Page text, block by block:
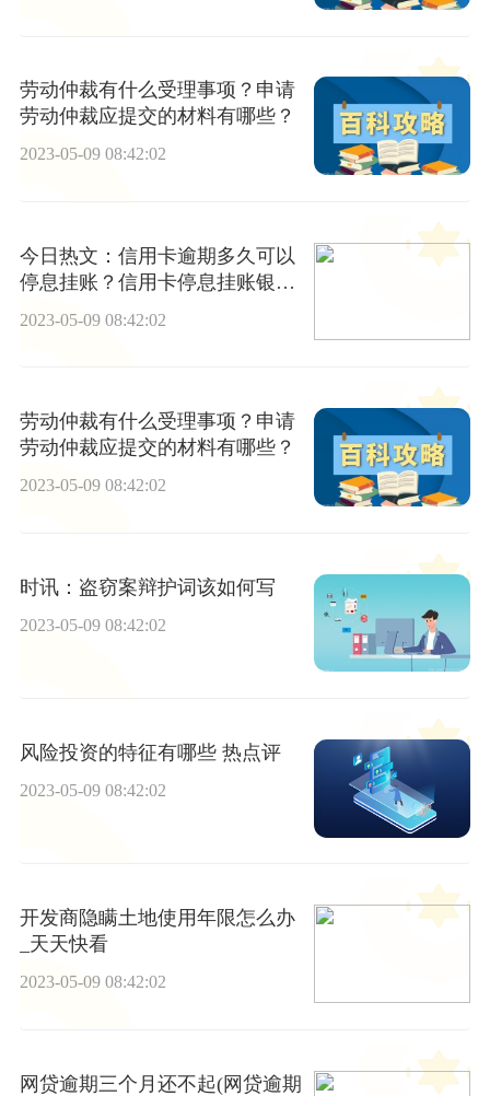
劳动仲裁有什么受理事项？申请
劳动仲裁应提交的材料有哪些？
2023-05-09 08:42:02
今日热文：信用卡逾期多久可以
停息挂账？信用卡停息挂账银行
2023-05-09 08:42:02
劳动仲裁有什么受理事项？申请
劳动仲裁应提交的材料有哪些？
2023-05-09 08:42:02
时讯：盗窃案辩护词该如何写
2023-05-09 08:42:02
风险投资的特征有哪些 热点评
2023-05-09 08:42:02
开发商隐瞒土地使用年限怎么办
_天天快看
2023-05-09 08:42:02
网贷逾期三个月还不起(网贷逾期